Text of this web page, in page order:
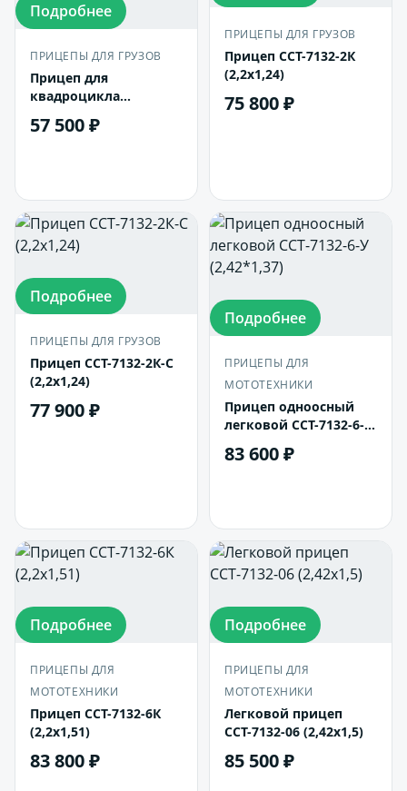
Подробнее
ПРИЦЕПЫ ДЛЯ ГРУЗОВ
Прицеп для
квадроцикла
57 500 ₽
ПРИЦЕПЫ ДЛЯ ГРУЗОВ
Прицеп ССТ-7132-2К
(2,2х1,24)
75 800 ₽
Подробнее
ПРИЦЕПЫ ДЛЯ ГРУЗОВ
Прицеп ССТ-7132-2К-С
(2,2х1,24)
77 900 ₽
Подробнее
ПРИЦЕПЫ ДЛЯ
МОТОТЕХНИКИ
Прицеп одноосный
легковой ССТ-7132-6-У
83 600 ₽
Подробнее
ПРИЦЕПЫ ДЛЯ
МОТОТЕХНИКИ
Прицеп ССТ-7132-6К
(2,2х1,51)
83 800 ₽
Подробнее
ПРИЦЕПЫ ДЛЯ
МОТОТЕХНИКИ
Легковой прицеп
ССТ-7132-06 (2,42х1,5)
85 500 ₽